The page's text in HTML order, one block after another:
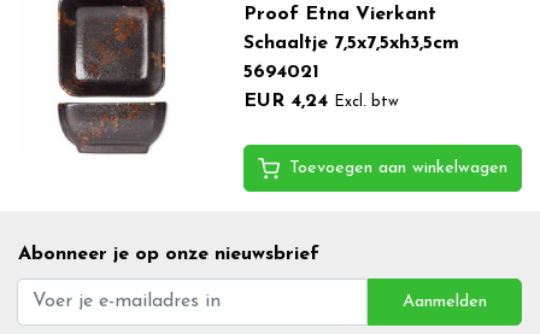
Proof Etna Vierkant
Schaaltje 7,5x7,5xh3,5cm
5694021
EUR 4,24
Excl. btw
Toevoegen aan winkelwagen
Abonneer je op onze nieuwsbrief
Aanmelden